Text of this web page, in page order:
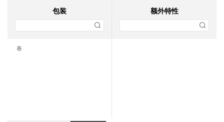
包装
卷
额外特性